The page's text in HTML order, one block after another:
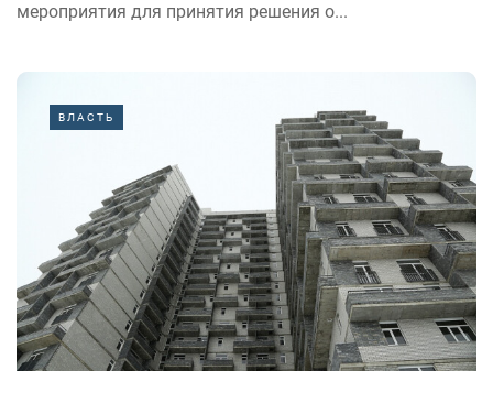
мероприятия для принятия решения о...
ВЛАСТЬ